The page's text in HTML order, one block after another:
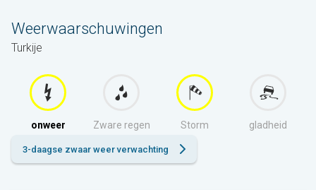
Weerwaarschuwingen
Turkije
onweer Zware regen Storm gladheid
3-daagse zwaar weer verwachting